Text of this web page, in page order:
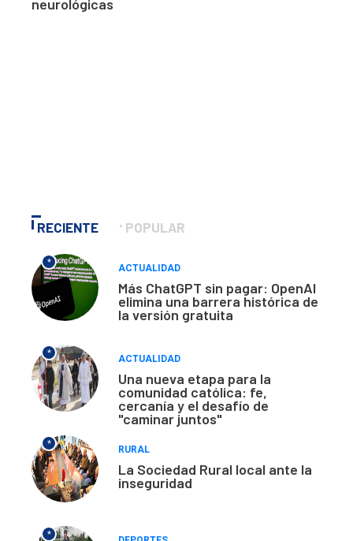
neurológicas
RECIENTE POPULAR
*
ACTUALIDAD
Más ChatGPT sin pagar: OpenAI
elimina una barrera histórica de
la versión gratuita
*
ACTUALIDAD
Una nueva etapa para la
comunidad católica: fe,
cercanía y el desafío de
"caminar juntos"
*
RURAL
La Sociedad Rural local ante la
inseguridad
*